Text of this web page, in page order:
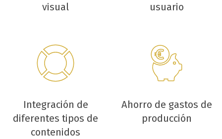
visual
usuario
Integración de
diferentes tipos de
contenidos
Ahorro de gastos de
producción